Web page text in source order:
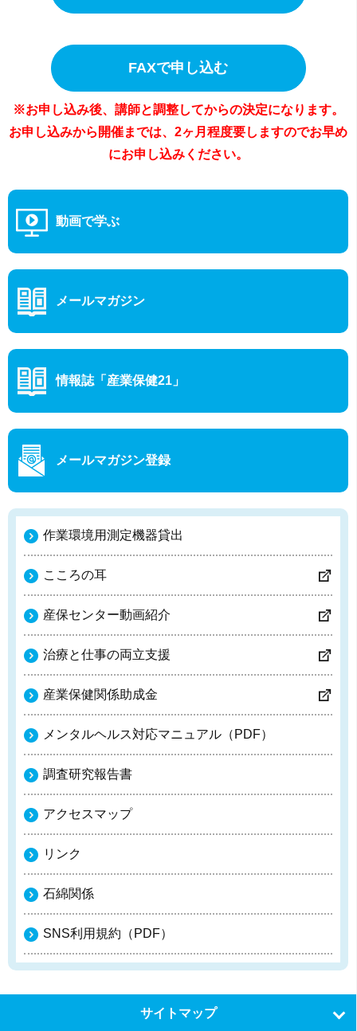
FAXで申し込む
※お申し込み後、講師と調整してからの決定になります。
お申し込みから開催までは、2ヶ月程度要しますのでお早め
にお申し込みください。
動画で学ぶ
メールマガジン
情報誌「産業保健21」
メールマガジン登録
作業環境用測定機器貸出
こころの耳
産保センター動画紹介
治療と仕事の両立支援
産業保健関係助成金
メンタルヘルス対応マニュアル（PDF）
調査研究報告書
アクセスマップ
リンク
石綿関係
SNS利用規約（PDF）
サイトマップ